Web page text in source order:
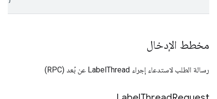
مخطط الإدخال
رسالة الطلب لاستدعاء إجراء LabelThread عن بُعد (RPC)